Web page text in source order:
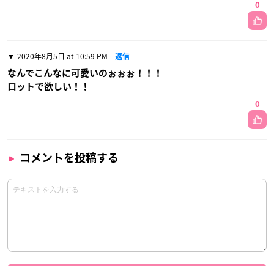
0
2020年8月5日 at 10:59 PM 返信
なんでこんなに可愛いのぉぉぉ！！！
ロットで欲しい！！
0
コメントを投稿する